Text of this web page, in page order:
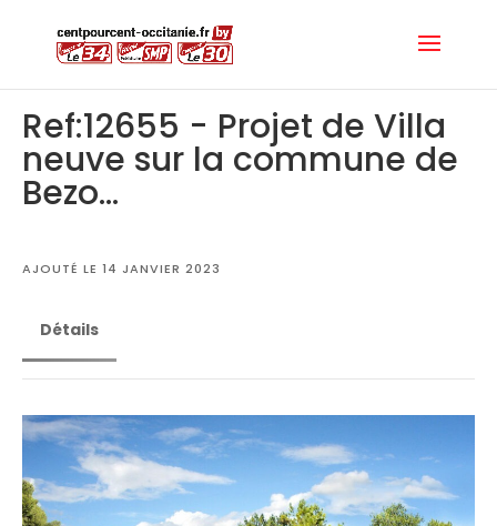
Ref:12655 - Projet de Villa
neuve sur la commune de
Bezo...
AJOUTÉ LE 14 JANVIER 2023
Détails